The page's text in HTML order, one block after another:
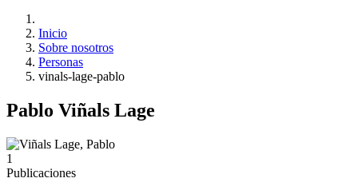
Inicio
Sobre nosotros
Personas
vinals-lage-pablo
Pablo Viñals Lage
1
Publicaciones